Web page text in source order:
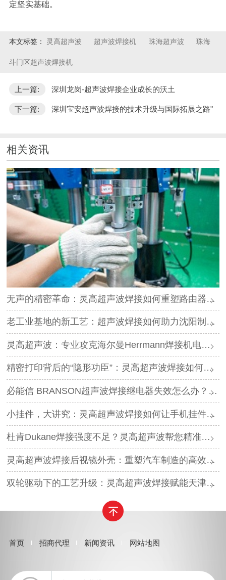
定坚实基础。
本文标签： 灵高超声波 超声波焊接机 珠海超声波 珠海
斗门区超声波焊接机
上一篇: 深圳龙岗-超声波焊接企业成长的沃土
下一篇: 深圳宝安超声波焊接的技术升级与国际拓展之路"
相关资讯
无声的精密革命：灵高超声波焊接如何重塑路由器外壳制造？
老工业基地的新工艺：超声波焊接如何助力沈阳制造转型？
灵高超声波：专业攻克海尔曼Herrmann焊接机电路板短路难题
精密打印背后的“隐形功臣”：灵高超声波焊接如何让喷墨头支架更可靠？
必能信 BRANSON超声波焊接继电器失效怎么办？灵高超声波“四步维修法”精准破局
小挂件，大讲究：灵高超声波焊接如何让手机挂件更“抗造”？
杜肯Dukane焊接强度不足？灵高超声波帮您精准破局
灵高超声波焊接后视镜外壳：重塑汽车制造的高效与美学
双轮驱动下的工艺升级：灵高超声波焊接赋能天津汽车与电子产业
首页 招商代理 新闻资讯 网站地图